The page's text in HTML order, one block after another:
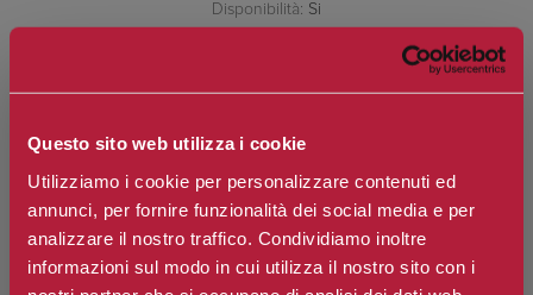
Questo sito web utilizza i cookie
Utilizziamo i cookie per personalizzare contenuti ed
annunci, per fornire funzionalità dei social media e per
analizzare il nostro traffico. Condividiamo inoltre
informazioni sul modo in cui utilizza il nostro sito con i
Disponibilità: Si
€28,10
Prezzo scontato: €22,48